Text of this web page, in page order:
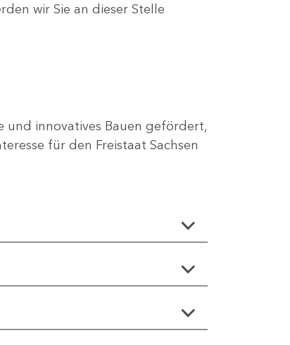
wir Sie an dieser Stelle
und innovatives Bauen gefördert,
für den Freistaat Sachsen